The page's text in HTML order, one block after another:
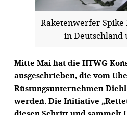
Raketenwerfer Spike
in Deutschland
Mitte Mai hat die HTWG
ausgeschrieben, die vom
Rüstungsunternehmen
werden. Die Initiative